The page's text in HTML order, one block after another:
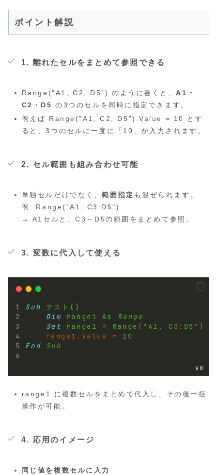
ポイント解説
1. 離れたセルをまとめて参照できる
Range("A1, C2, D5") のように書くと、A1・
C2・D5 の3つのセルを同時に指定できます。
例えば Range("A1, C2, D5").Value = 10
とす
ると、3つのセルに一度に「10」が入力されます。
2. セル範囲も組み合わせ可能
単独セルだけでなく、範囲指定 も混ぜられます。
例: Range("A1, C3:D5")
→ A1セルと、C3～D5の範囲をまとめて参照。
3. 変数に代入して使える
Sub
テスト()
Dim
range1 As
Range
Set
range1 = Range ( "A1, C3:D5" )
range1.Value
=
10
End
Sub
VB
range1
に複数セルをまとめて代入し、その後一括
操作が可能。
4. 応用のイメージ
同じ値を複数セルに入力